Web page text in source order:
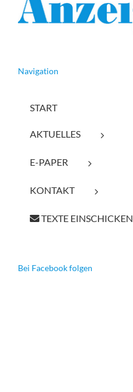
Navigation
START
AKTUELLES
E-PAPER
KONTAKT
TEXTE EINSCHICKEN
Bei Facebook folgen